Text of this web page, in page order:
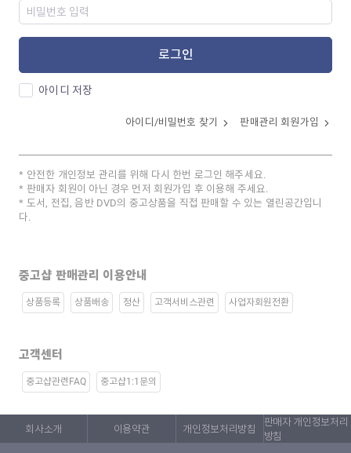
로그인
아이디 저장
아이디/비밀번호 찾기 판매관리 회원가입
안전한 개인정보 관리를 위해 다시 한번 로그인 해주세요.
판매자 회원이 아닌 경우 먼저 회원가입 후 이용해 주세요.
도서, 전집, 음반 DVD의 중고상품을 직접 판매할 수 있는 열린공간입니
다.
중고샵 판매관리 이용안내
상품등록 상품배송 정산 고객서비스관련 사업자회원전환
고객센터
중고샵관련FAQ 중고샵1:1문의
회사소개 이용약관 개인정보처리방침
판매자 개인정보처리
방침